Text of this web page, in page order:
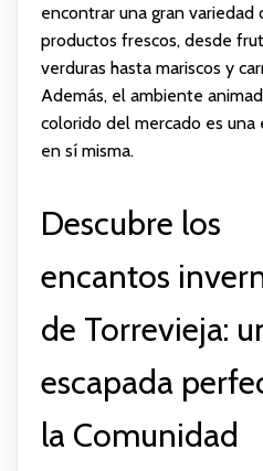
encontrar una gran variedad
productos frescos, desde
verduras hasta mariscos y
Además, el ambiente
colorido del mercado es una
en sí misma.
Descubre los
encantos
de Torrevieja:
escapada
la Comunidad